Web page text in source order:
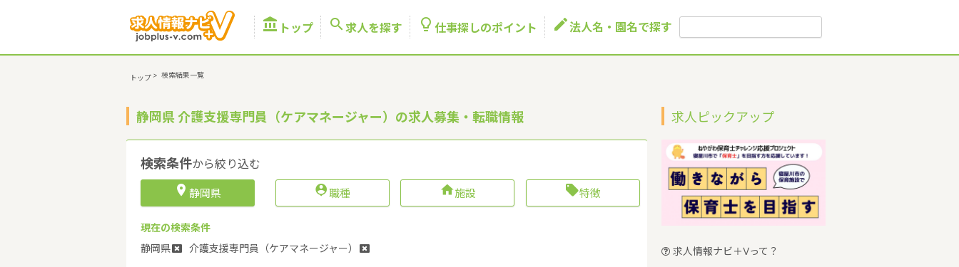
 トップ  求人を探す  仕事探しのポイント 法人名・園名で探す
トップ > 検索結果一覧
静岡県 介護支援専門員（ケアマネージャー）の求人募集・転職情報
検索条件から絞り込む
 静岡県 職種 施設 特徴
現在の検索条件
静岡県
介護支援専門員（ケアマネージャー）
求人ピックアップ
求人情報ナビ＋Vって？